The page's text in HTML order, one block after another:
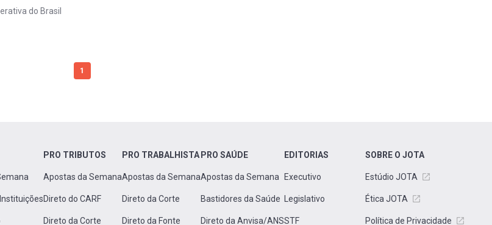
do Brasil
1
PRO TRIBUTOS
Apostas da Semana
Direto do CARF
Direto da Corte
PRO TRABALHISTA
Apostas da Semana
Direto da Corte
Direto da Fonte
PRO SAÚDE
Apostas da Semana
Bastidores da Saúde
Direto da Anvisa/ANS
EDITORIAS
Executivo
Legislativo
STF
SOBRE O JOTA
Estúdio JOTA
Ética JOTA
Política de Privacidade